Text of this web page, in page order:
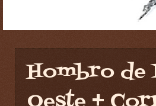
Hombro de